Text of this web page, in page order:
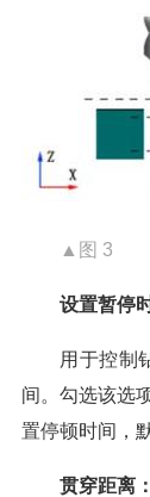
▲图 3
设置暂停
用于控制
间。勾选该选
置停顿时间，
贯穿距离：